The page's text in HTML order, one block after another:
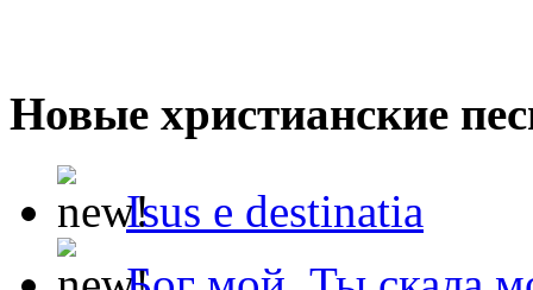
Новые христианские
Isus e destinatia